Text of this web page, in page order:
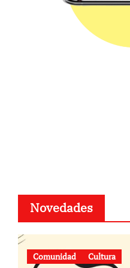
Novedades
Comunidad Cultura